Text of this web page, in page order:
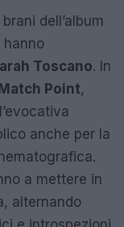
dell’album
hanno
Toscano. In
Point,
anche per la
a mettere in
alternando